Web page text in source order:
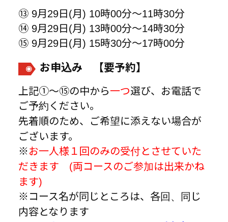
⑬ 9月29日(月) 10時00分～11時30分
⑭ 9月29日(月) 13時00分～14時30分
⑮ 9月29日(月) 15時30分～17時00分
お申込み 【要予約】
上記①～⑮の中から一つ選び、お電話で
ご予約ください。
先着順のため、ご希望に添えない場合が
ございます。
※お一人様１回のみの受付とさせていた
だきます (両コースのご参加は出来かね
ます)
※コース名が同じところは、各回、同じ
内容となります